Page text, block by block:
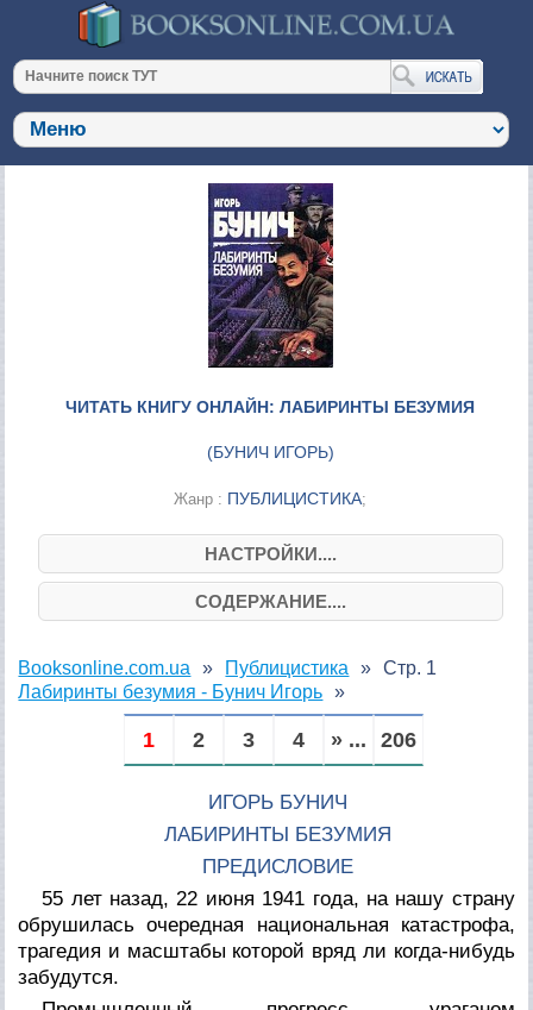
ЧИТАТЬ КНИГУ ОНЛАЙН: ЛАБИРИНТЫ БЕЗУМИЯ
(БУНИЧ ИГОРЬ)
Жанр : ПУБЛИЦИСТИКА;
НАСТРОЙКИ....
СОДЕРЖАНИЕ....
Booksonline.com.ua
Публицистика
Лабиринты безумия - Бунич Игорь
Стр. 1
1 2 3 4 » ... 206
ИГОРЬ БУНИЧ
ЛАБИРИНТЫ БЕЗУМИЯ
ПРЕДИСЛОВИЕ
55 лет назад, 22 июня 1941 года, на нашу страну
обрушилась очередная национальная катастрофа,
трагедия и масштабы которой вряд ли когда-нибудь
забудутся.